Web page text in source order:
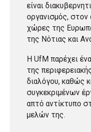
είναι
οργανισμός, στον
χώρες της
της Νότιας και
Η UfM παρέχει
της
διαλόγου, καθώς
συγκεκριμένων
απτό αντίκτυπο
μελών της.